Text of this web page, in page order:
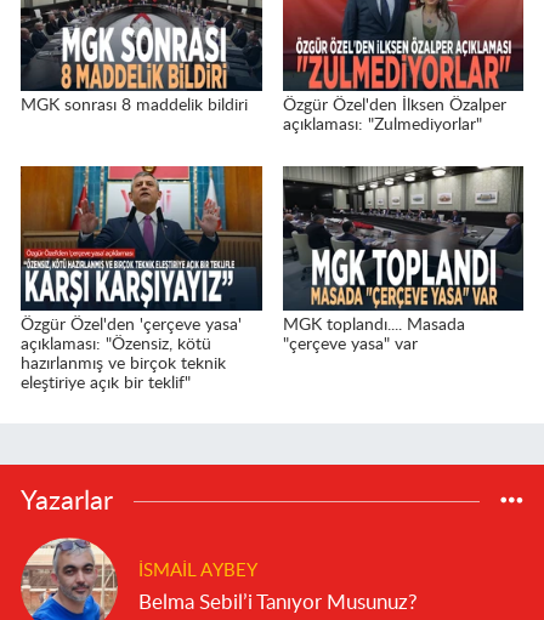
MGK sonrası 8 maddelik bildiri
Özgür Özel'den İlksen Özalper
açıklaması: "Zulmediyorlar"
Özgür Özel'den 'çerçeve yasa'
açıklaması: "Özensiz, kötü
hazırlanmış ve birçok teknik
eleştiriye açık bir teklif"
MGK toplandı.... Masada
"çerçeve yasa" var
Yazarlar
İSMAIL AYBEY
Belma Sebil’i Tanıyor Musunuz?